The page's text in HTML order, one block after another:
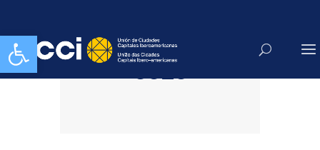
Abrir barra de herramientasBureau Ejecutivo
CGLU